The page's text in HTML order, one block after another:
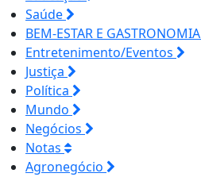
Saúde
BEM-ESTAR E GASTRONOMIA
Entretenimento/Eventos
Justiça
Política
Mundo
Negócios
Notas
Agronegócio